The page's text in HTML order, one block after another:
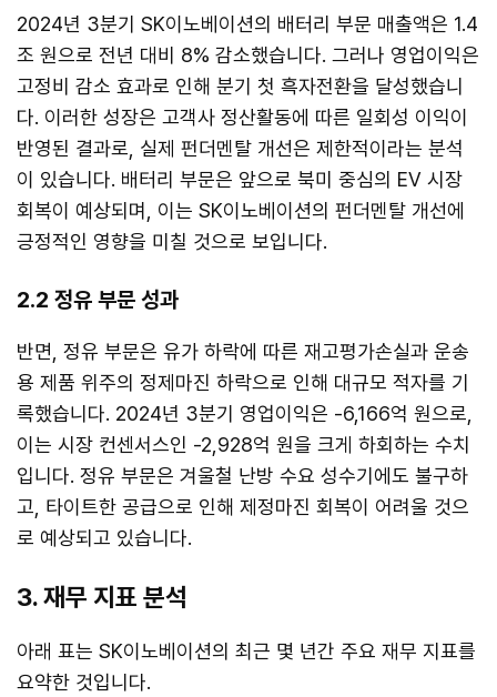
2024년 3분기 SK이노베이션의 배터리 부문 매출액은 1.4
조 원으로 전년 대비 8% 감소했습니다. 그러나 영업이익은
고정비 감소 효과로 인해 분기 첫 흑자전환을 달성했습니
다. 이러한 성장은 고객사 정산활동에 따른 일회성 이익이
반영된 결과로, 실제 펀더멘탈 개선은 제한적이라는 분석
이 있습니다. 배터리 부문은 앞으로 북미 중심의 EV 시장
회복이 예상되며, 이는 SK이노베이션의 펀더멘탈 개선에
긍정적인 영향을 미칠 것으로 보입니다.
2.2 정유 부문 성과
반면, 정유 부문은 유가 하락에 따른 재고평가손실과 운송
용 제품 위주의 정제마진 하락으로 인해 대규모 적자를 기
록했습니다. 2024년 3분기 영업이익은 -6,166억 원으로,
이는 시장 컨센서스인 -2,928억 원을 크게 하회하는 수치
입니다. 정유 부문은 겨울철 난방 수요 성수기에도 불구하
고, 타이트한 공급으로 인해 제정마진 회복이 어려울 것으
로 예상되고 있습니다.
3. 재무 지표 분석
아래 표는 SK이노베이션의 최근 몇 년간 주요 재무 지표를
요약한 것입니다.